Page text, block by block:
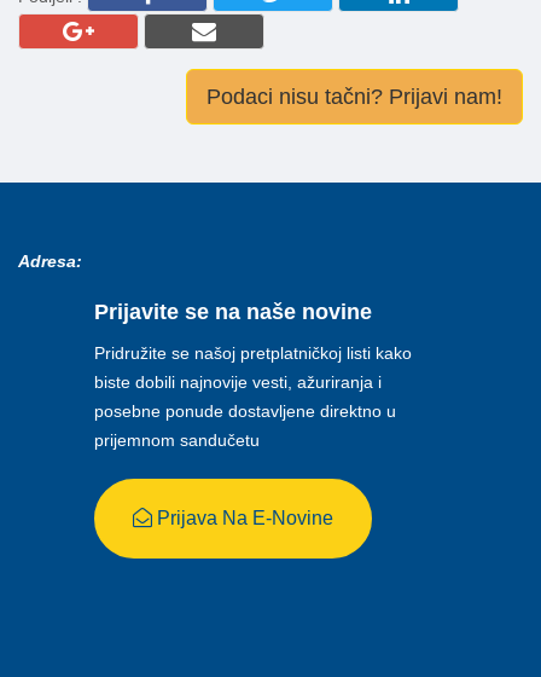
Podaci nisu tačni? Prijavi nam!
Adresa:
Prijavite se na naše novine
Pridružite se našoj pretplatničkoj listi kako
biste dobili najnovije vesti, ažuriranja i
posebne ponude dostavljene direktno u
prijemnom sandučetu
Prijava Na E-Novine